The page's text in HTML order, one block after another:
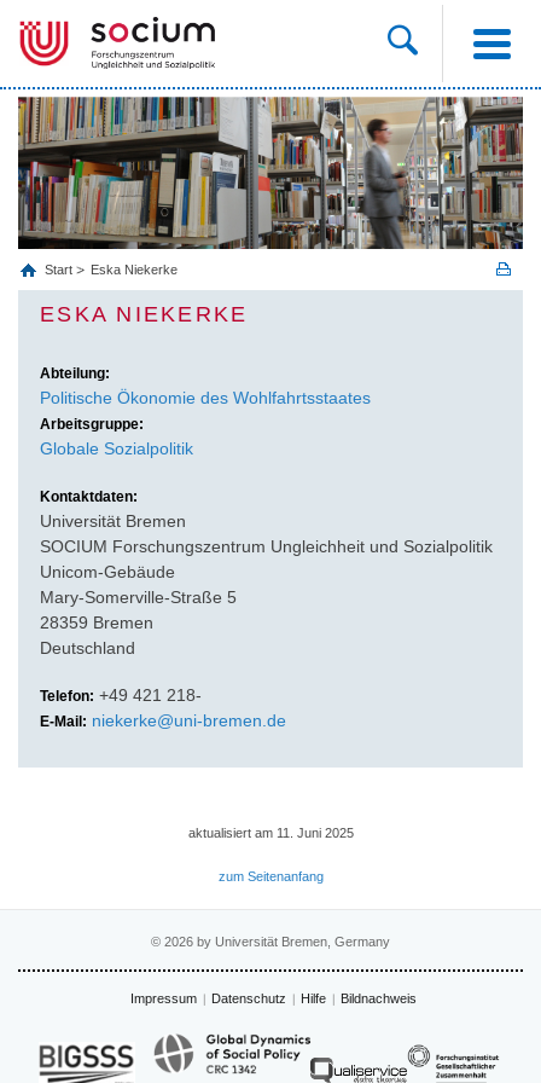
Start Eska Niekerke
ESKA NIEKERKE
Abteilung:
Politische Ökonomie des Wohlfahrtsstaates
Arbeitsgruppe:
Globale Sozialpolitik
Kontaktdaten:
Universität Bremen
SOCIUM Forschungszentrum Ungleichheit und Sozialpolitik
Unicom-Gebäude
Mary-Somerville-Straße 5
28359 Bremen
Deutschland
Telefon: +49 421 218-
E-Mail: niekerke@uni-bremen.de
aktualisiert am 11. Juni 2025
zum Seitenanfang
© 2026 by Universität Bremen, Germany
Impressum Datenschutz Hilfe Bildnachweis